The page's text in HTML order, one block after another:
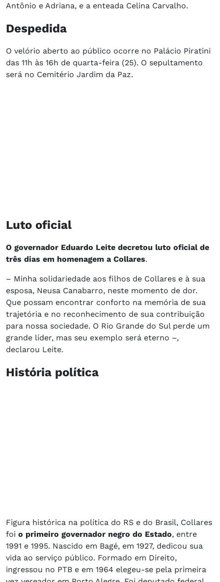
Antônio e Adriana, e a enteada Celina Carvalho.
Despedida
O velório aberto ao público ocorre no Palácio Piratini
das 11h às 16h de quarta-feira (25). O sepultamento
será no Cemitério Jardim da Paz.
Luto oficial
O governador Eduardo Leite decretou luto oficial de
três dias em homenagem a Collares.
– Minha solidariedade aos filhos de Collares e à sua
esposa, Neusa Canabarro, neste momento de dor.
Que possam encontrar conforto na memória de sua
trajetória e no reconhecimento de sua contribuição
para nossa sociedade. O Rio Grande do Sul perde um
grande líder, mas seu exemplo será eterno –,
declarou Leite.
História política
Figura histórica na política do RS e do Brasil, Collares
foi o primeiro governador negro do Estado, entre
1991 e 1995. Nascido em Bagé, em 1927, dedicou sua
vida ao serviço público. Formado em Direito,
ingressou no PTB e em 1964 elegeu-se pela primeira